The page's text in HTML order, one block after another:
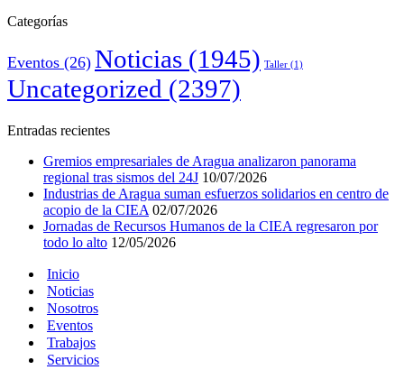
Categorías
Eventos (26) Noticias (1945) Taller (1)
Uncategorized (2397)
Entradas recientes
Gremios empresariales de Aragua analizaron panorama
regional tras sismos del 24J 10/07/2026
Industrias de Aragua suman esfuerzos solidarios en centro de
acopio de la CIEA 02/07/2026
Jornadas de Recursos Humanos de la CIEA regresaron por
todo lo alto 12/05/2026
Inicio
Noticias
Nosotros
Eventos
Trabajos
Servicios